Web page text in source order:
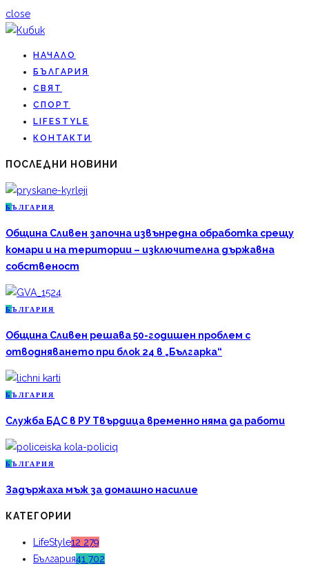
close
НАЧАЛО
БЪЛГАРИЯ
СВЯТ
СПОРТ
LIFESTYLE
КОНТАКТИ
ПОСЛЕДНИ НОВИНИ
Б ЪЛГАРИЯ
Община Сливен започна извънредна обработка срещу
комари и на територии – изключителна държавна
собственост
Б ЪЛГАРИЯ
Община Сливен решава 50-годишен проблем с
отводняването при блок 24 в „Българка“
Б ЪЛГАРИЯ
Служба БДС в РУ Твърдица временно няма да работи
Б ЪЛГАРИЯ
Задържаха мъж за домашно насилие
КАТЕГОРИИ
LifeStyle12 279
България41 702